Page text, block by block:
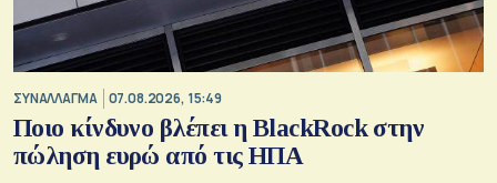
ΣΥΝΑΛΛΑΓΜΑ 07.08.2026, 15:49
Ποιο κίνδυνο βλέπει η BlackRock στην
πώληση ευρώ από τις ΗΠΑ